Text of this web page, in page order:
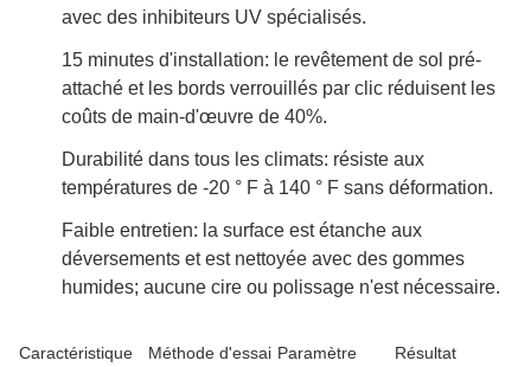
avec des inhibiteurs UV spécialisés.
15 minutes d'installation: le revêtement de sol pré-
attaché et les bords verrouillés par clic réduisent les
coûts de main-d'œuvre de 40%.
Durabilité dans tous les climats: résiste aux
températures de -20 ° F à 140 ° F sans déformation.
Faible entretien: la surface est étanche aux
déversements et est nettoyée avec des gommes
humides; aucune cire ou polissage n'est nécessaire.
Caractéristique Méthode d'essai Paramètre Résultat